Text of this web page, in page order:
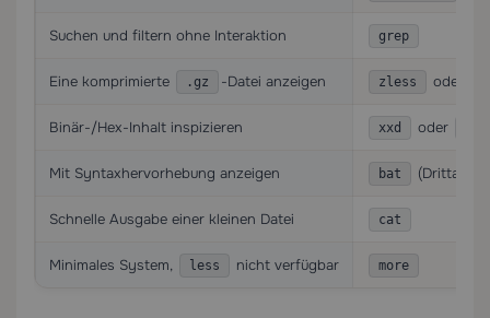
Suchen und filtern ohne Interaktion grep
Eine komprimierte .gz -Datei anzeigen zless oder
Binär-/Hex-Inhalt inspizieren xxd oder
Mit Syntaxhervorhebung anzeigen bat
Schnelle Ausgabe einer kleinen Datei cat
Minimales System, less nicht verfügbar more